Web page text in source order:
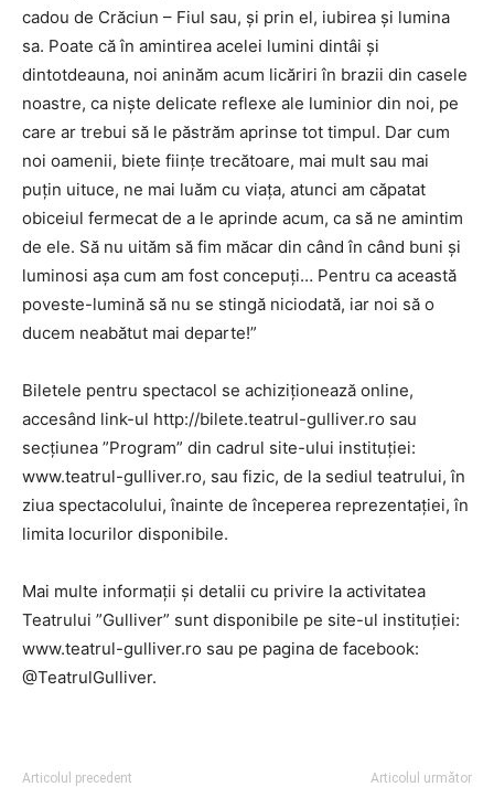
cadou de Crăciun – Fiul sau, și prin el, iubirea și lumina
sa. Poate că în amintirea acelei lumini dintâi și
dintotdeauna, noi aninăm acum licăriri în brazii din casele
noastre, ca niște delicate reflexe ale luminior din noi, pe
care ar trebui să le păstrăm aprinse tot timpul. Dar cum
noi oamenii, biete ființe trecătoare, mai mult sau mai
puțin uituce, ne mai luăm cu viața, atunci am căpatat
obiceiul fermecat de a le aprinde acum, ca să ne amintim
de ele. Să nu uităm să fim măcar din când în când buni și
luminosi așa cum am fost concepuți… Pentru ca această
poveste-lumină să nu se stingă niciodată, iar noi să o
ducem neabătut mai departe!”
Biletele pentru spectacol se achiziționează online,
accesând link-ul http://bilete.teatrul-gulliver.ro sau
secțiunea ”Program” din cadrul site-ului instituției:
www.teatrul-gulliver.ro, sau fizic, de la sediul teatrului, în
ziua spectacolului, înainte de începerea reprezentației, în
limita locurilor disponibile.
Mai multe informații și detalii cu privire la activitatea
Teatrului ”Gulliver” sunt disponibile pe site-ul instituției:
www.teatrul-gulliver.ro sau pe pagina de facebook:
@TeatrulGulliver.
Articolul precedent Articolul următor